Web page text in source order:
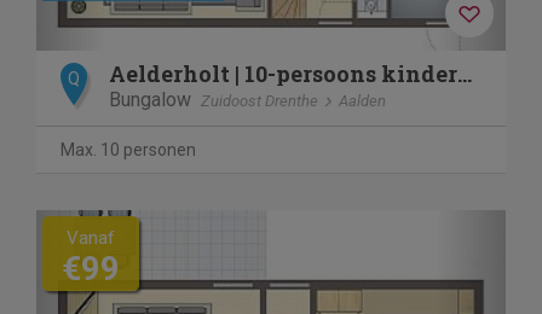
Q Aelderholt | 10-persoons kinderbungalow | 10ELK
Bungalow Zuidoost Drenthe Aalden
Max. 10 personen
Previous
Vanaf
€99